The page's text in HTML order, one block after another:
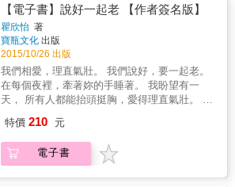
整體環境已經制約了妻子做愛的欲望與行為。
要知道，夫妻間的性愛不光是動作，所謂「性
生活」，可見，性是生活的一部分，因此，對
性的想法、期待、個人需求及感受，都需要彼
此溝通。以名揚目前的狀況，由雙人家庭擴展
到四口之家，小孩需要極度關注，家庭瑣事也
愈來愈多，夫妻談的都是家務事，性的部分就
會被忽略，而當性生活走下坡出問題時，性溝
通成了修正之鑰。但是，談性說愛也需要心
子，當妻子感受到丈夫的關懷，心被觸動，才
可能開始醞釀情慾。優質性生活，需要質、量
並重大雄與名揚的案例是屬於常見的婚姻性問
些人來說，幸福如夢幻泡影，一觸即破。當摯
愛的另一半罹患了癌症，無論多麼相愛，她們
兩個，依然是法律上的陌生人。 愛得這麼深，
承諾再多，卻連基本的保障都無法給彼此，
這，也是無數同志的恐慌與困境。於是，從得
知阿述罹癌的那天起，小貓開始了她的「陪伴
日記」&hellip;&hellip; 以「小貓」名號闖蕩江
湖的瞿欣怡，不僅是記者、作家，也是婦運與
同運工作者。《說好一起老》以私密的日記
程，笑鬧中隱含淚光。這本書，記錄的是最真
實的同志日常；裡面的甜蜜與酸楚，也是你我
熟悉的，愛的日常。 ☆在台灣，同志無論如何
【電子書】說好一起老 【作者簽名版】
瞿欣怡 著
寶瓶文化 出版
2015/10/26 出版
我們相愛，理直氣壯。 我們說好，要一起老。
在每個夜裡，牽著妳的手睡著。 我盼望有一
天， 所有人都能抬頭挺胸，愛得理直氣壯。 小
牽起了彼此；這一牽，就是十五年。 十五年
來，她們是對方的船與港灣，彼此的線與風
箏。生活是即使吵嘴了也要擁抱；是一個眼神
特價 210 元
電子書